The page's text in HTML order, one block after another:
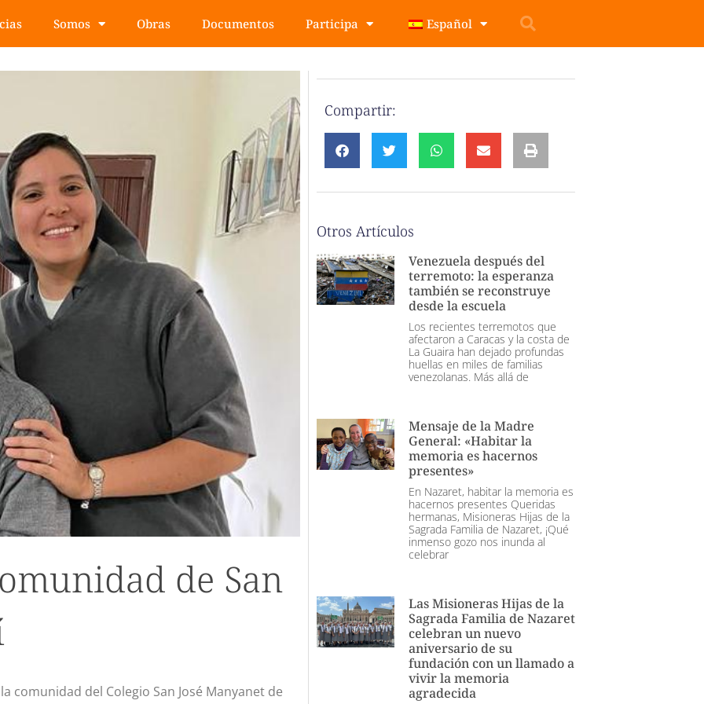
Somos Obras Documentos Participa Español
de San
comunidad del Colegio San José Manyanet de
Compartir:
Otros Artículos
Venezuela después del
terremoto: la esperanza
también se reconstruye
desde la escuela
Los recientes terremotos que
afectaron a Caracas y la costa de
La Guaira han dejado profundas
huellas en miles de familias
venezolanas. Más allá de
Mensaje de la Madre
General: «Habitar la
memoria es hacernos
presentes»
En Nazaret, habitar la memoria es
hacernos presentes Queridas
hermanas, Misioneras Hijas de la
Sagrada Familia de Nazaret, ¡Qué
inmenso gozo nos inunda al
celebrar
Las Misioneras Hijas de la
Sagrada Familia de Nazaret
celebran un nuevo
aniversario de su
fundación con un llamado a
vivir la memoria
agradecida